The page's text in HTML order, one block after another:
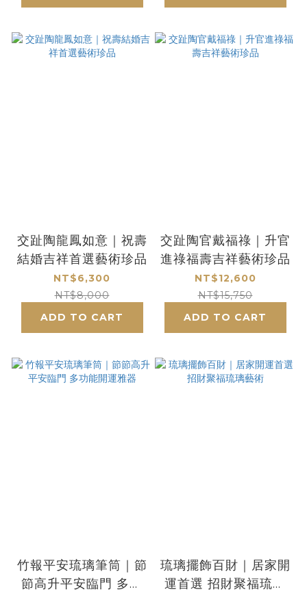
交趾陶龍鳳如意｜祝壽
結婚吉祥首選藝術珍品
NT$6,300
NT$8,000
ADD TO CART
交趾陶官戴福祿｜升官
進祿福壽吉祥藝術珍品
NT$12,600
NT$15,750
ADD TO CART
竹報平安琉璃筆筒｜節
節高升平安臨門 多功
琉璃擺飾百財｜居家開
運首選 招財聚福琉璃